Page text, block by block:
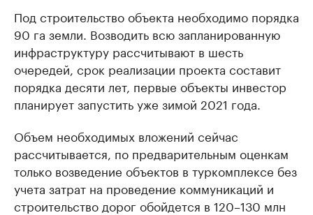
Под строительство объекта необходимо порядка
90 га земли. Возводить всю запланированную
инфраструктуру рассчитывают в шесть
очередей, срок реализации проекта составит
порядка десяти лет, первые объекты инвестор
планирует запустить уже зимой 2021 года.
Объем необходимых вложений сейчас
рассчитывается, по предварительным оценкам
только возведение объектов в туркомплексе без
учета затрат на проведение коммуникаций и
строительство дорог обойдется в 120–130 млн